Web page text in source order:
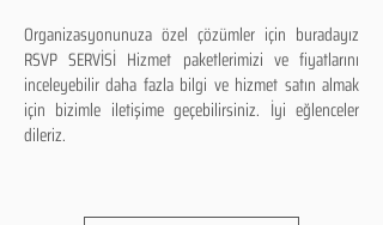
Organizasyonunuza özel çözümler için buradayız
RSVP SERVİSİ Hizmet paketlerimizi ve fiyatlarını
inceleyebilir daha fazla bilgi ve hizmet satın almak
için bizimle iletişime geçebilirsiniz. İyi eğlenceler
dileriz.